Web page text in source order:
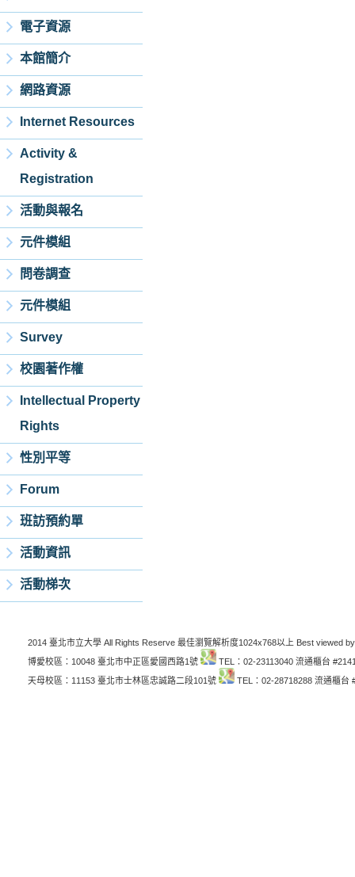
電子資源
本館簡介
網路資源
Internet Resources
Activity &
Registration
活動與報名
元件模組
問卷調查
元件模組
Survey
校園著作權
Intellectual Property
Rights
性別平等
Forum
班訪預約單
活動資訊
活動梯次
2014 臺北市立大學 All Rights Reserve 最佳瀏覽解析度1024x768以上 Best viewed
博愛校區：10048 臺北市中正區愛國西路1號
TEL：02-23113040 流通櫃台
天母校區：11153 臺北市士林區忠誠路二段101號
TEL：02-28718288 流通櫃台